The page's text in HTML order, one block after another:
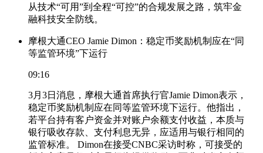
从技术“可用”到全程“可控”的合规发展之路，筑牢金
融科技安全防线。
摩根大通CEO Jamie Dimon：稳定币奖励机制应在“同
等监管环境”下运行
09:16
3月3日消息，摩根大通首席执行官Jamie Dimon表示，
稳定币奖励机制应在同等监管环境下运行。他指出，
若平台持有客户资金并对账户余额支付收益，本质与
银行吸收存款、支付利息无异，应适用与银行相同的
监管标准。 Dimon在接受CNBC采访时称，可接受的